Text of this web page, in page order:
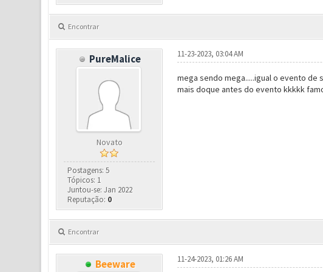
Encontrar
PureMalice
Novato
Postagens: 5
Tópicos: 1
Juntou-se: Jan 2022
Reputação: 0
11-23-2023, 03:04 AM
mega sendo mega.....igual o evento
mais doque antes do evento kkkkk
Encontrar
Beeware 11-24-2023, 01:26 AM